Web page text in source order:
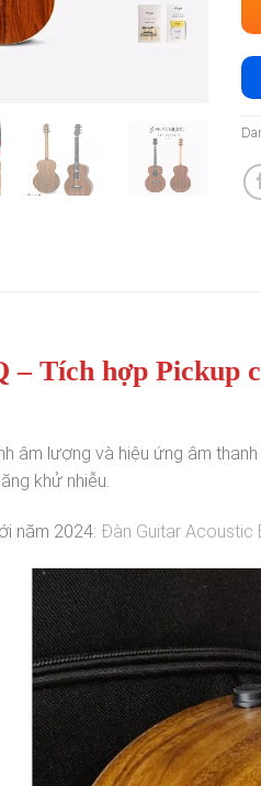
– Tích hợp Pickup
âm lượng và hiệu ứng âm
khử nhiễu.
năm 2024: Đàn Guitar Acoustic